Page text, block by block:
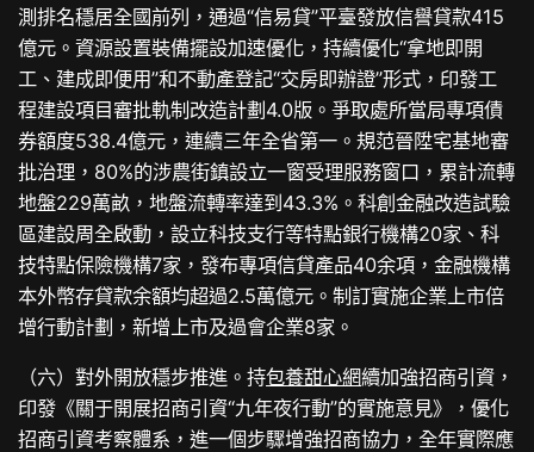
測排名穩居全國前列，通過“信易貸”平臺發放信譽貸款415
億元。資源設置裝備擺設加速優化，持續優化“拿地即開
工、建成即便用”和不動產登記“交房即辦證”形式，印發工
程建設項目審批軌制改造計劃4.0版。爭取處所當局專項債
券額度538.4億元，連續三年全省第一。規范晉陞宅基地審
批治理，80%的涉農街鎮設立一窗受理服務窗口，累計流轉
地盤229萬畝，地盤流轉率達到43.3%。科創金融改造試驗
區建設周全啟動，設立科技支行等特點銀行機構20家、科
技特點保險機構7家，發布專項信貸產品40余項，金融機構
本外幣存貸款余額均超過2.5萬億元。制訂實施企業上市倍
增行動計劃，新增上市及過會企業8家。
（六）對外開放穩步推進。持包養甜心網續加強招商引資，
印發《關于開展招商引資“九年夜行動”的實施意見》，優化
招商引資考察體系，進一個步驟增強招商協力，全年實際應